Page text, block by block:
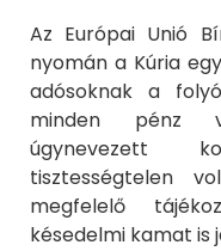
Az Európai Unió
nyomán a Kúria
adósoknak a
minden pénz
úgynevezett
tisztességtelen
megfelelő
késedelmi kamat is